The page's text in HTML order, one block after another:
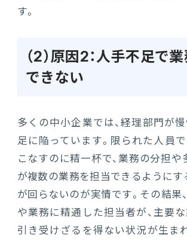
す。
（2）原因2：人手不足で
できない
多くの中小企業では、経理部門が
足に陥っています。限られた人員
こなすのに精一杯で、業務の分担や
が複数の業務を担当できるようにす
が回らないのが実情です。その結果
や業務に精通した担当者が、主要
引き受けざるを得ない状況が生ま